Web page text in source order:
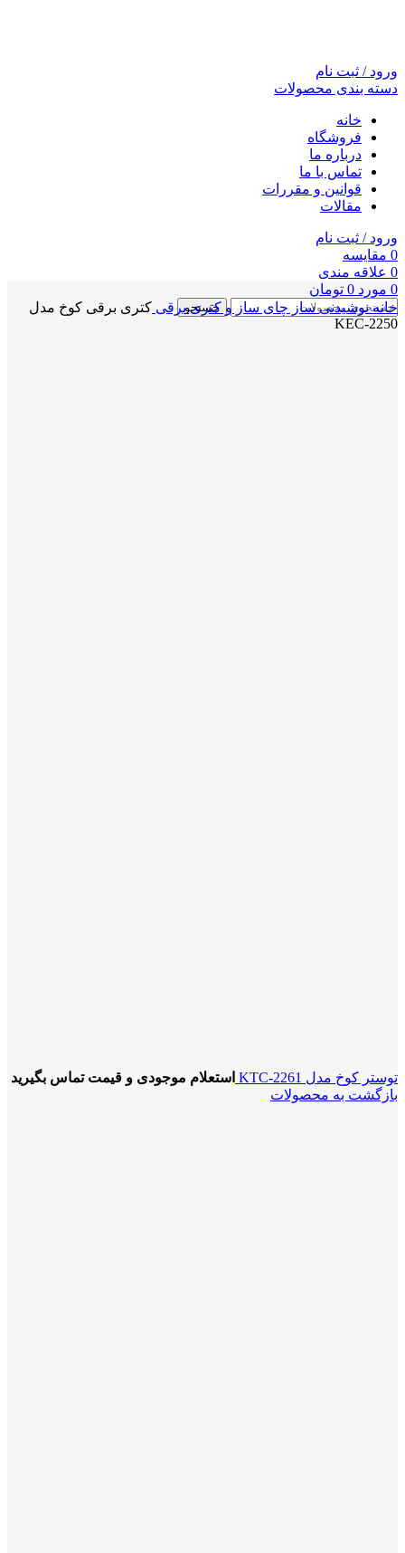
ورود / ثبت نام
دسته بندی محصولات
خانه
فروشگاه
درباره ما
تماس با ما
قوانین و مقررات
مقالات
ورود / ثبت نام
0 مقايسه
0 علاقه مندی
0 مورد 0 تومان
جستجو خانهنوشیدنی ساز چای ساز و کتری برقی کتری برقی کوخ مدل
KEC-2250
توستر کوخ مدل KTC-2261
استعلام موجودی و قیمت تماس بگیرید
بازگشت به محصولات